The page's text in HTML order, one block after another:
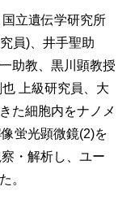
立遺伝学研究所
員)、井手聖助
助教、黒川顕教授
上級研究員、大
た細胞内をナノメ
蛍光顕微鏡(2)を
・解析し、ユー
。